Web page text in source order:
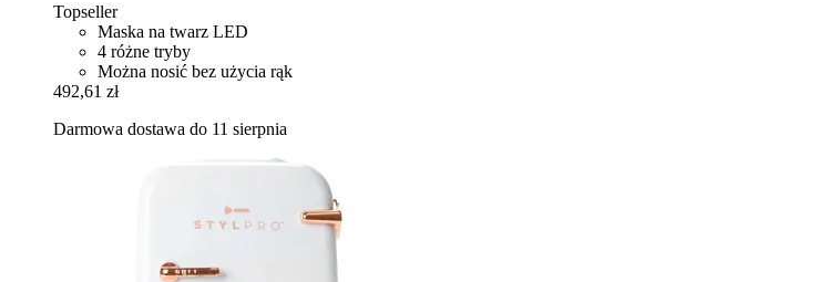
Topseller
Maska na twarz LED
4 różne tryby
Można nosić bez użycia rąk
492,61 zł
Darmowa dostawa do 11 sierpnia